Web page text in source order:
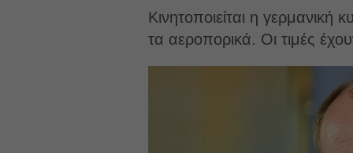
Κινητοποιείται η γερμανική
τα αεροπορικά. Οι τιμές